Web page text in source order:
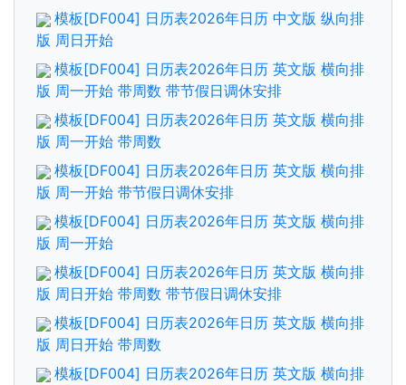
模板[DF004] 日历表2026年日历 中文版 纵向排
版 周日开始
模板[DF004] 日历表2026年日历 英文版 横向排
版 周一开始 带周数 带节假日调休安排
模板[DF004] 日历表2026年日历 英文版 横向排
版 周一开始 带周数
模板[DF004] 日历表2026年日历 英文版 横向排
版 周一开始 带节假日调休安排
模板[DF004] 日历表2026年日历 英文版 横向排
版 周一开始
模板[DF004] 日历表2026年日历 英文版 横向排
版 周日开始 带周数 带节假日调休安排
模板[DF004] 日历表2026年日历 英文版 横向排
版 周日开始 带周数
模板[DF004] 日历表2026年日历 英文版 横向排